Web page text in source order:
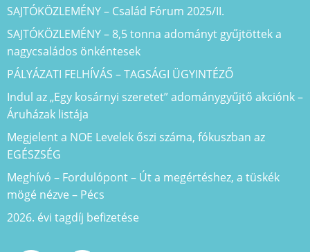
SAJTÓKÖZLEMÉNY – Család Fórum 2025/II.
SAJTÓKÖZLEMÉNY – 8,5 tonna adományt gyűjtöttek a
nagycsaládos önkéntesek
PÁLYÁZATI FELHÍVÁS – TAGSÁGI ÜGYINTÉZŐ
Indul az „Egy kosárnyi szeretet” adománygyűjtő akciónk –
Áruházak listája
Megjelent a NOE Levelek őszi száma, fókuszban az
EGÉSZSÉG
Meghívó – Fordulópont – Út a megértéshez, a tüskék
mögé nézve – Pécs
2026. évi tagdíj befizetése